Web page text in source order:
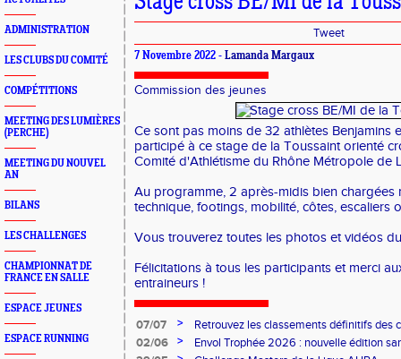
ADMINISTRATION
LES CLUBS DU COMITÉ
COMPÉTITIONS
MEETING DES LUMIÈRES
(PERCHE)
MEETING DU NOUVEL
AN
BILANS
LES CHALLENGES
CHAMPIONNAT DE
FRANCE EN SALLE
ESPACE JEUNES
ESPACE RUNNING
Tweet
7 Novembre 2022 - Lamanda Margaux
Commission des jeunes
Ce sont pas moins de 32 athlètes Benjamins
participé à ce stage de la Toussaint orienté
Comité d'Athlétisme du Rhône Métropole de
Au programme, 2 après-midis bien chargées
technique, footings, mobilité, côtes, escaliers
Vous trouverez toutes les photos et vidéos
Félicitations à tous les participants et merci
entraineurs !
07/07 >
Retrouvez les classements définitifs des
02/06
>
Envol Trophée 2026 : nouvelle édition